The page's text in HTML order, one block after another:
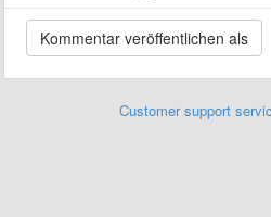
Customer support